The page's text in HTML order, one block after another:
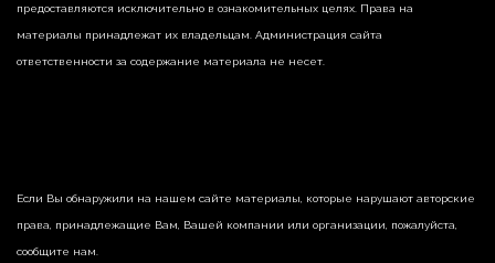
предоставляются исключительно в ознакомительных целях. Права на
материалы принадлежат их владельцам. Администрация сайта
ответственности за содержание материала не несет.
Если Вы обнаружили на нашем сайте материалы, которые нарушают авторские
права, принадлежащие Вам, Вашей компании или организации, пожалуйста,
сообщите нам.